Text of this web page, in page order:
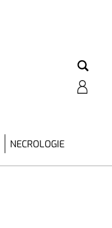
NECROLOGIE